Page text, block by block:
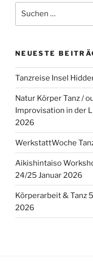
nach:
NEUESTE
Tanzreise Insel
Natur Körper Tanz /
Improvisation in der
2026
WerkstattWoche
Aikishintaiso
24/25 Januar 2026
Körperarbeit & Tanz
2026